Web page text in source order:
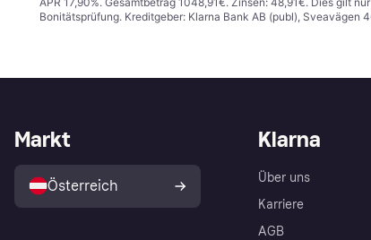
Bonitätsprüfung. Kreditgeber: Klarna Bank AB (publ), Sveavägen
Klarna
Über uns
Karriere
AGB
Markt
Österreich